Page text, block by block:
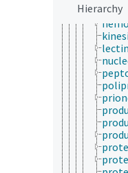
Hierarchy